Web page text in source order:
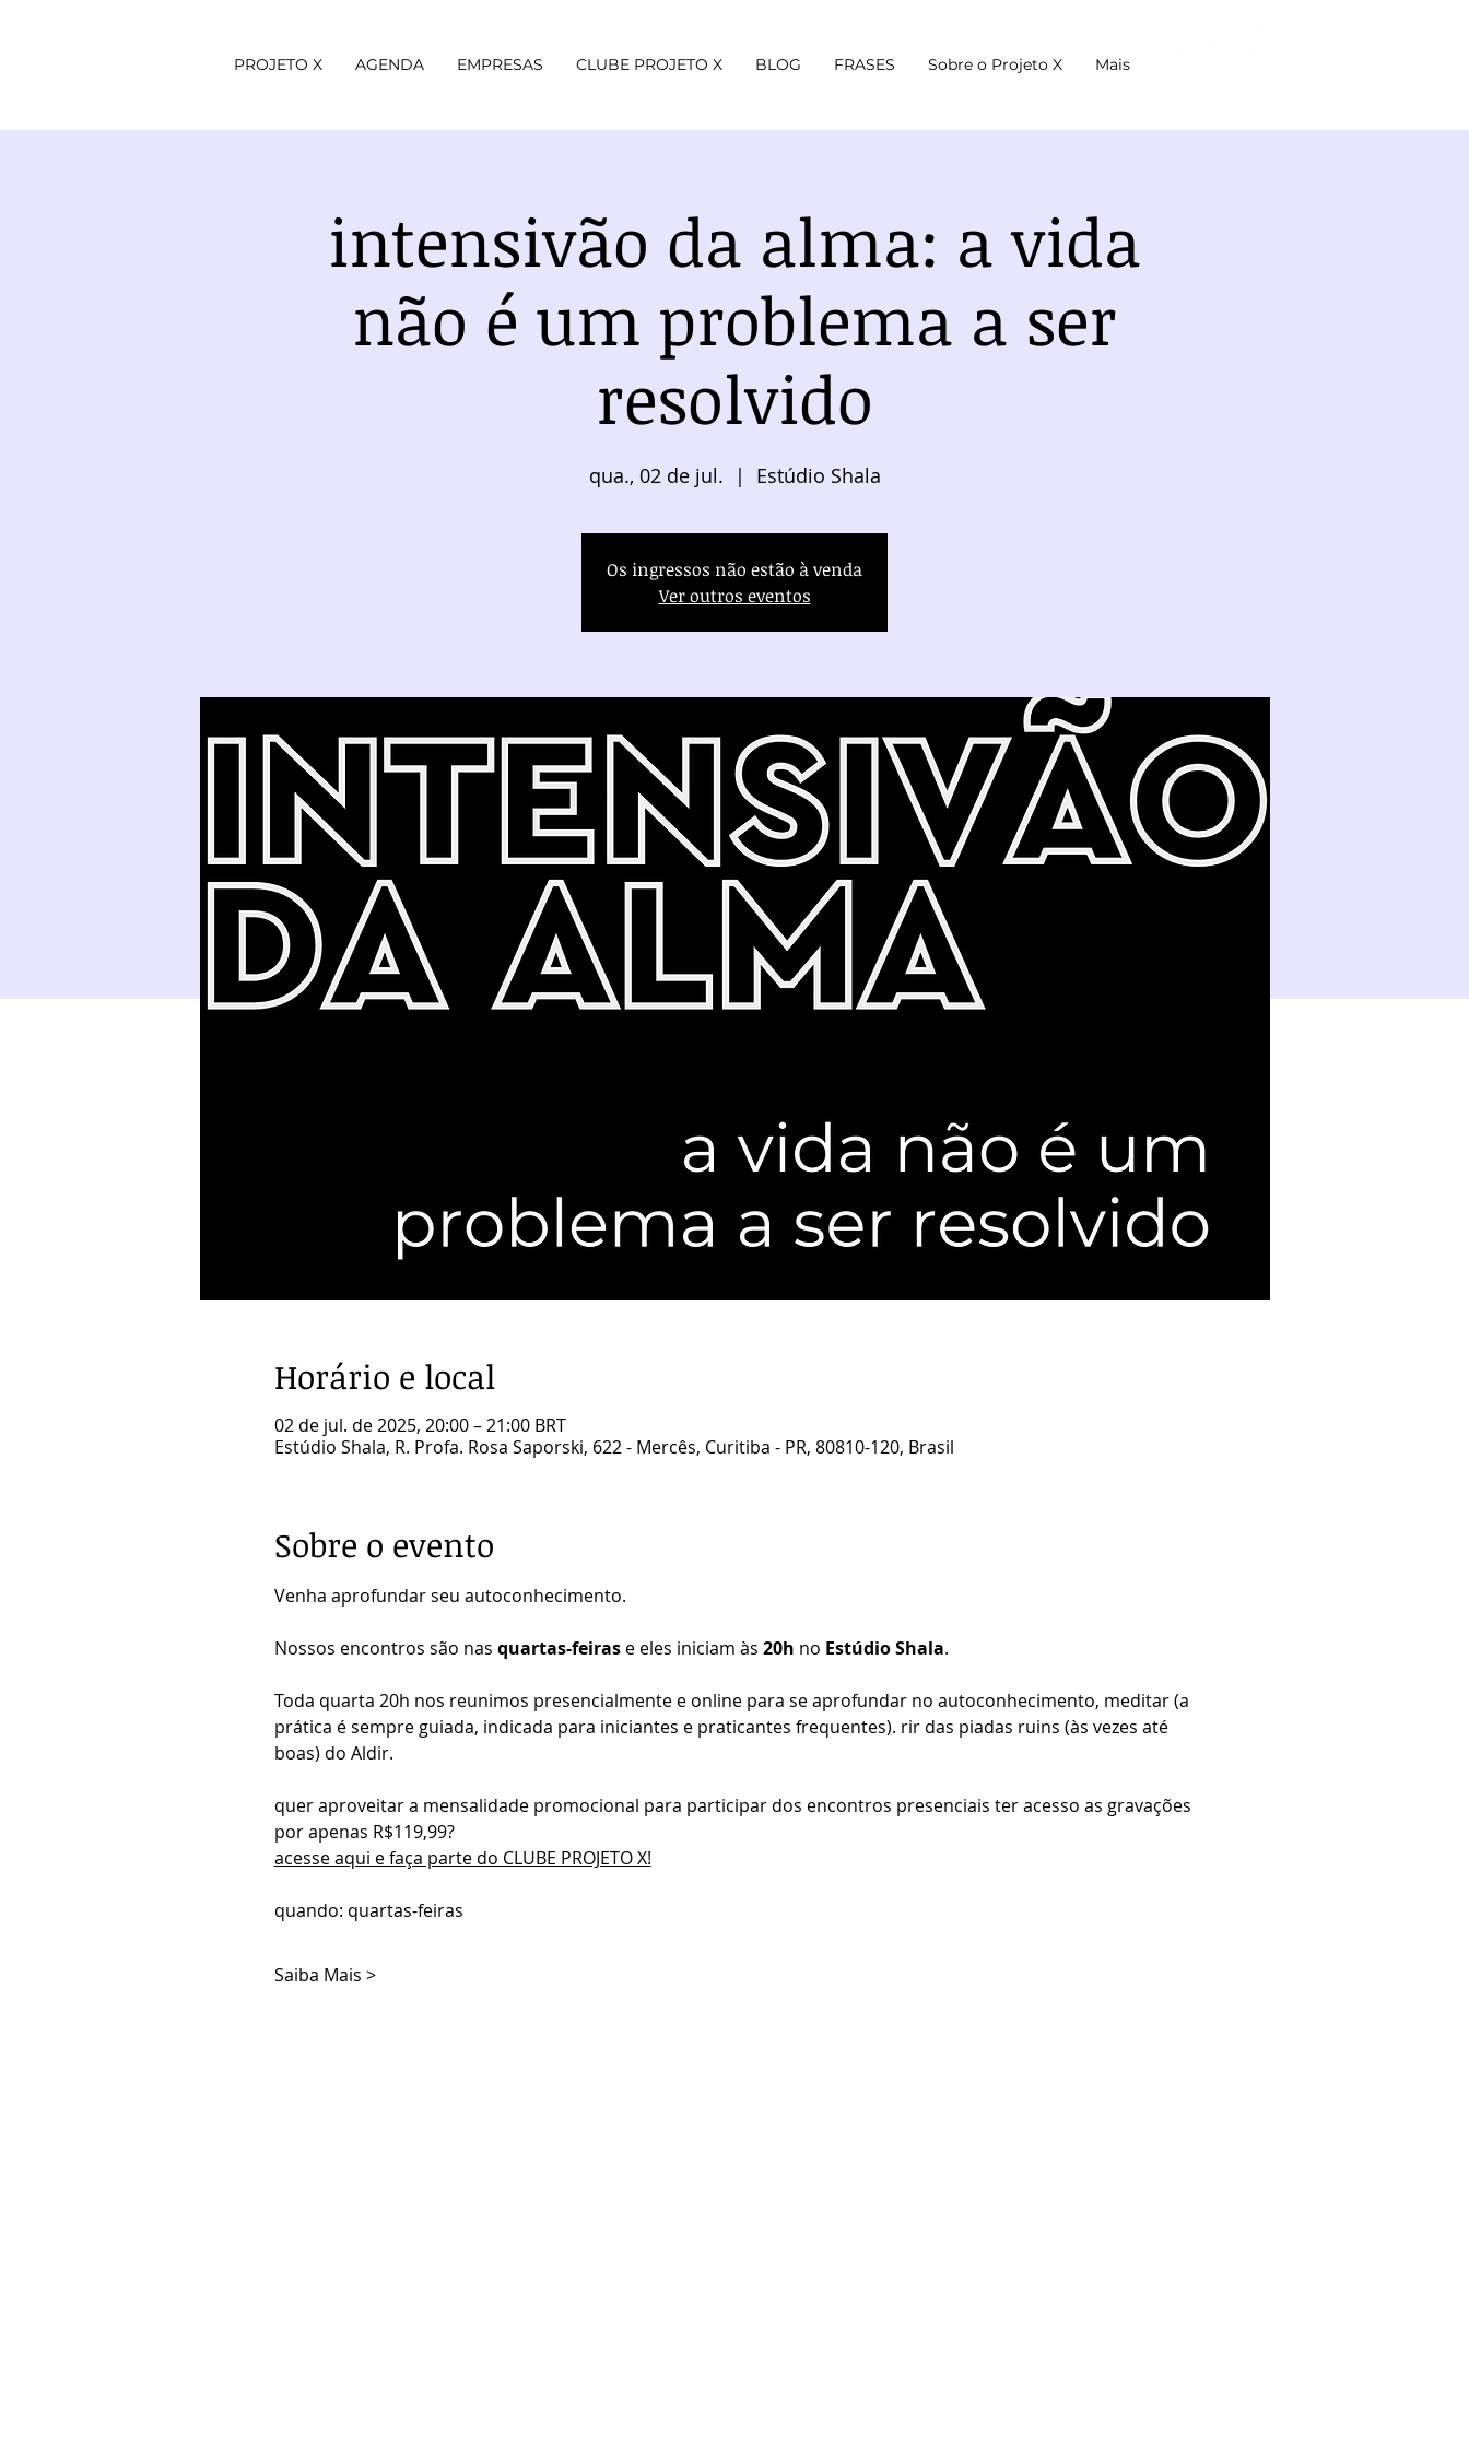
PROJETO X AGENDA EMPRESAS CLUBE PROJETO X BLOG FRASES Sobre o Projeto X Mais
intensivão da alma: a vida
não é um problema a ser
resolvido
qua., 02 de jul.
  |
Estúdio Shala
Os ingressos não estão à venda
Ver outros eventos
Horário e local
02 de jul. de 2025, 20:00 – 21:00 BRT
Estúdio Shala, R. Profa. Rosa Saporski, 622 - Mercês, Curitiba - PR, 80810-120, Brasil
Sobre o evento
Venha aprofundar seu autoconhecimento.
Nossos encontros são nas quartas-feiras e eles iniciam às 20h no Estúdio Shala.
Toda quarta 20h nos reunimos presencialmente e online para se aprofundar no autoconhecimento, meditar (a
prática é sempre guiada, indicada para iniciantes e praticantes frequentes). rir das piadas ruins (às vezes até
boas) do Aldir.
quer aproveitar a mensalidade promocional para participar dos encontros presenciais ter acesso as gravações
por apenas R$119,99?
acesse aqui e faça parte do CLUBE PROJETO X!
quando: quartas-feiras
Saiba Mais >